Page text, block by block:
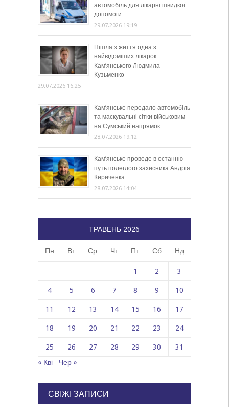
автомобіль для лікарні швидкої
допомоги
29.07.2026 19:19
Пішла з життя одна з
найвідоміших лікарок
Кам’янського Людмила
Кузьменко
29.07.2026 16:25
Кам’янське передало автомобіль
та маскувальні сітки військовим
на Сумський напрямок
28.07.2026 19:12
Кам’янське проведе в останню
путь полеглого захисника Андрія
Кириченка
28.07.2026 14:04
ТРАВЕНЬ 2026
Пн Вт Ср Чт Пт Сб Нд
1 2 3
4 5 6 7 8 9 10
11 12 13 14 15 16 17
18 19 20 21 22 23 24
25 26 27 28 29 30
31
« Кві
Чер »
СВІЖІ ЗАПИСИ